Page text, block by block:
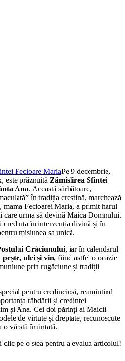
Pe 9 decembrie,
este prăznuită Zămislirea Sfintei
Ana. Această sărbătoare,
în tradiția creștină, marchează
mama Fecioarei Maria, a primit harul
care urma să devină Maica Domnului.
credința în intervenția divină și în
misiunea sa unică.
Crăciunului, iar în calendarul
pește, ulei și vin, fiind astfel o ocazie
prin rugăciune și tradiții
pentru credincioși, reamintind
răbdării și credinței
și Ana. Cei doi părinți ai Maicii
de virtute și dreptate, recunoscute
o vârstă înaintată.
clic pe o stea pentru a evalua articolul!